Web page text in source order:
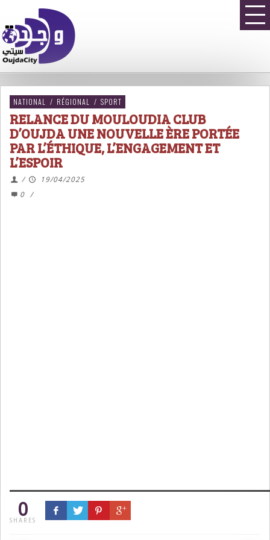
NATIONAL / RÉGIONAL / SPORT
RELANCE DU MOULOUDIA CLUB
D’OUJDA UNE NOUVELLE ÈRE PORTÉE
PAR L’ÉTHIQUE, L’ENGAGEMENT ET
L’ESPOIR
/
19/04/2025
0
/
0
SHARES